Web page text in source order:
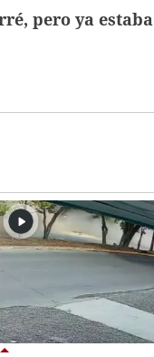
pero ya estaba